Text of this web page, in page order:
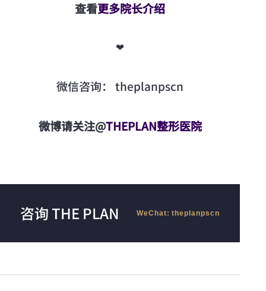
查看更多院长介绍
❤
微信咨询： theplanpscn
微博请关注@THEPLAN整形医院
咨询 THE PLAN WeChat: theplanpscn